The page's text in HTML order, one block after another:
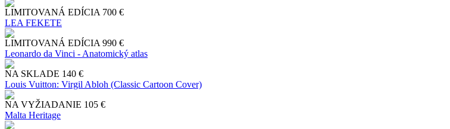
LIMITOVANÁ EDÍCIA 700 €
LEA FEKETE
LIMITOVANÁ EDÍCIA 990 €
Leonardo da Vinci - Anatomický atlas
NA SKLADE 140 €
Louis Vuitton: Virgil Abloh (Classic Cartoon Cover)
NA VYŽIADANIE 105 €
Malta Heritage